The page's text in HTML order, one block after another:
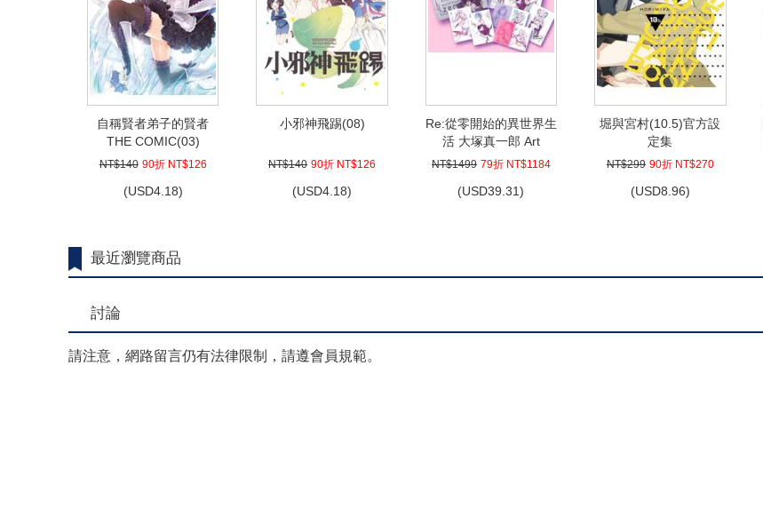
自稱賢者弟子的賢者
THE COMIC(03)
NT$140 90折 NT$126
(USD4.18)
小邪神飛踢(08)
NT$140 90折 NT$126
(USD4.18)
Re:從零開始的異世界生
活 大塚真一郎 Art
Works Re:BOX 限定版
NT$1499 79折 NT$1184
(USD39.31)
堀與宮村(10.5)官方設
定集
NT$299 90折 NT$270
(USD8.96)
最近瀏覽商品
討論
請注意，網路留言仍有法律限制，請遵會員規範。